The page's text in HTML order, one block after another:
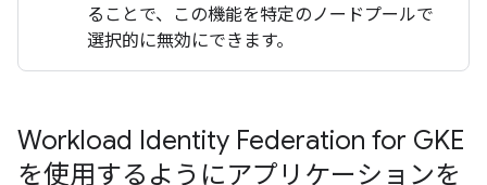
ることで、この機能を特定のノードプールで
選択的に無効にできます。
Workload Identity Federation for GKE
を使用するようにアプリケーションを